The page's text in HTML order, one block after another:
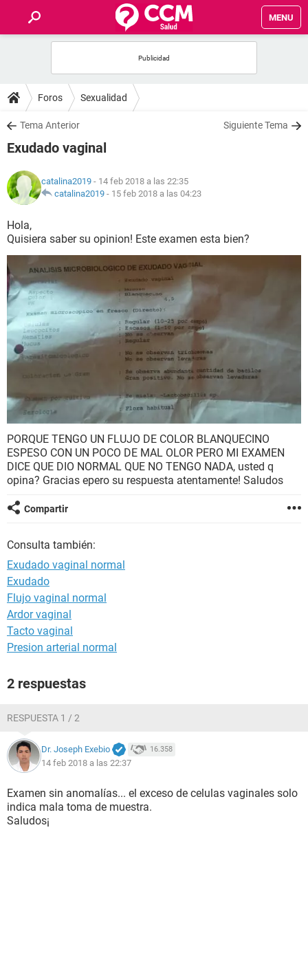
MENU
FOROS
SALUD
NUTRICIÓN
BIENESTAR
SEXUALIDAD
GLOSARIO
Foros Sexualidad
Tema Anterior Siguiente Tema
Exudado vaginal
catalina2019 - 14 feb 2018 a las 22:35
catalina2019 - 15 feb 2018 a las 04:23
Hola,
Quisiera saber su opinion! Este examen esta bien?
PORQUE TENGO UN FLUJO DE COLOR BLANQUECINO
ESPESO CON UN POCO DE MAL OLOR PERO MI EXAMEN
DICE QUE DIO NORMAL QUE NO TENGO NADA, usted q
opina? Gracias epero su respuesta atentamente! Saludos
Compartir
Consulta también:
Exudado vaginal normal
Exudado
Flujo vaginal normal
Ardor vaginal
Tacto vaginal
Presion arterial normal
2 respuestas
RESPUESTA 1 / 2
Dr. Joseph Exebio 16.358
14 feb 2018 a las 22:37
Examen sin anomalías... el exceso de celulas vaginales solo
indica mala toma de muestra.
Saludos¡